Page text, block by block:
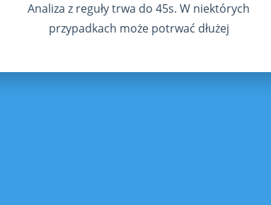
Analiza z reguły trwa do 45s. W niektórych
przypadkach może potrwać dłużej